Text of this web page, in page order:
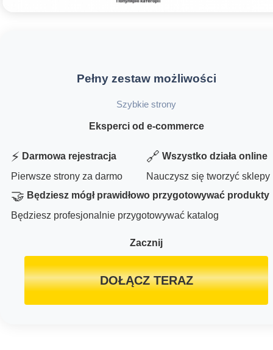
Pełny zestaw możliwości
Szybkie strony
Eksperci od e-commerce
⚡ Darmowa rejestracja
Pierwsze strony za darmo
🔗 Wszystko działa online
Nauczysz się tworzyć sklepy
🤝 Będziesz mógł prawidłowo przygotowywać produkty
Będziesz profesjonalnie przygotowywać katalog
Zacznij
DOŁĄCZ TERAZ